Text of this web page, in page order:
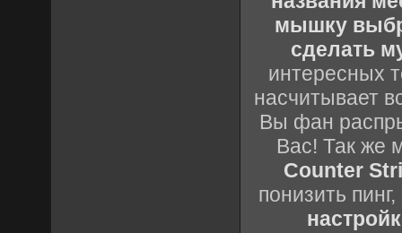
мышку
сделать
интересных
насчитывает
Вы фан
Вас! Так же
Counter
понизить